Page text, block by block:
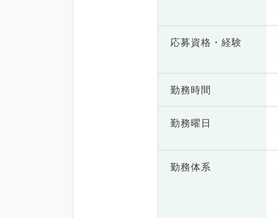
応募資格・ 経験
勤務時間
勤務曜日
勤務体系